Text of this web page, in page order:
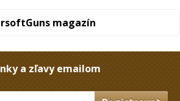
magazín
a zľavy emailom